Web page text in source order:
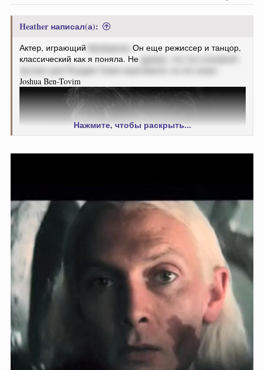
Heather написал(а):
Актер, играющий Кроворона Он еще режиссер и танцор,
классический как я поняла. Не думаю, что это основной
кастинг для Рыцаря Семи королевств, но кто знает
Joshua Ben-Tovim
Нажмите, чтобы раскрыть...